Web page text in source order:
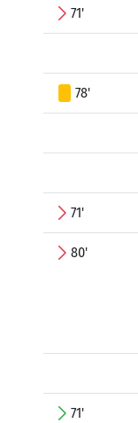
71'
78'
71'
80'
71'